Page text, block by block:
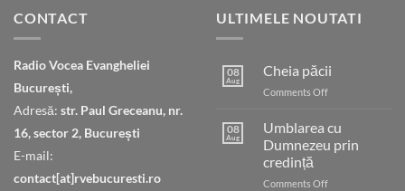
CONTACT
Radio Vocea Evangheliei
București,
Adresă: str. Paul Greceanu, nr.
16, sector 2, București
E-mail:
contact[at]rvebucuresti.ro
ULTIMELE NOUTATI
08
Aug
Cheia păcii
Comments Offon
08
Aug
Umblarea cu
Dumnezeu prin
credință
Comments Offon